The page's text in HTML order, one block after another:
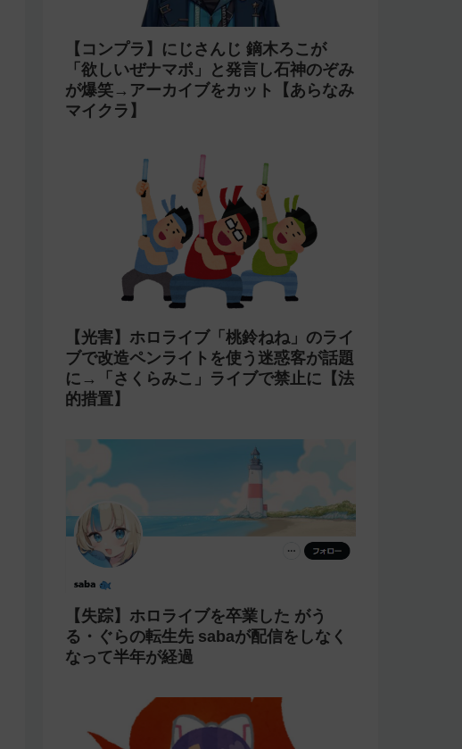
今週の人気記事
【コンプラ】にじさんじ 鏑木ろこが
「欲しいぜナマポ」と発言し石神のぞみ
が爆笑→アーカイブをカット【あらなみ
マイクラ】